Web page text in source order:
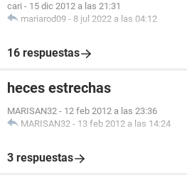
cari - 15 dic 2012 a las 21:31
mariarod09 - 8 jul 2022 a las 04:12
16 respuestas
heces estrechas
MARISAN32 - 12 feb 2012 a las 23:36
MARISAN32 - 13 feb 2012 a las 14:24
3 respuestas